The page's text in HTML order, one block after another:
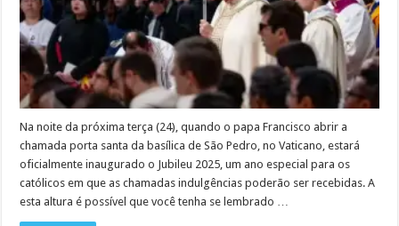
Na noite da próxima terça (24), quando o papa Francisco abrir a
chamada porta santa da basílica de São Pedro, no Vaticano, estará
oficialmente inaugurado o Jubileu 2025, um ano especial para os
católicos em que as chamadas indulgências poderão ser recebidas. A
esta altura é possível que você tenha se lembrado …